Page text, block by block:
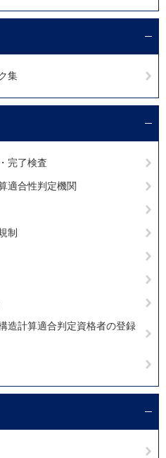
集
完了検査
適合性判定機関
制
造計算適合判定資格者の登録